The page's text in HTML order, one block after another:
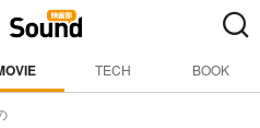
TECH BOOK